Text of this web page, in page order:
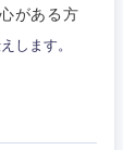
がある方
します。